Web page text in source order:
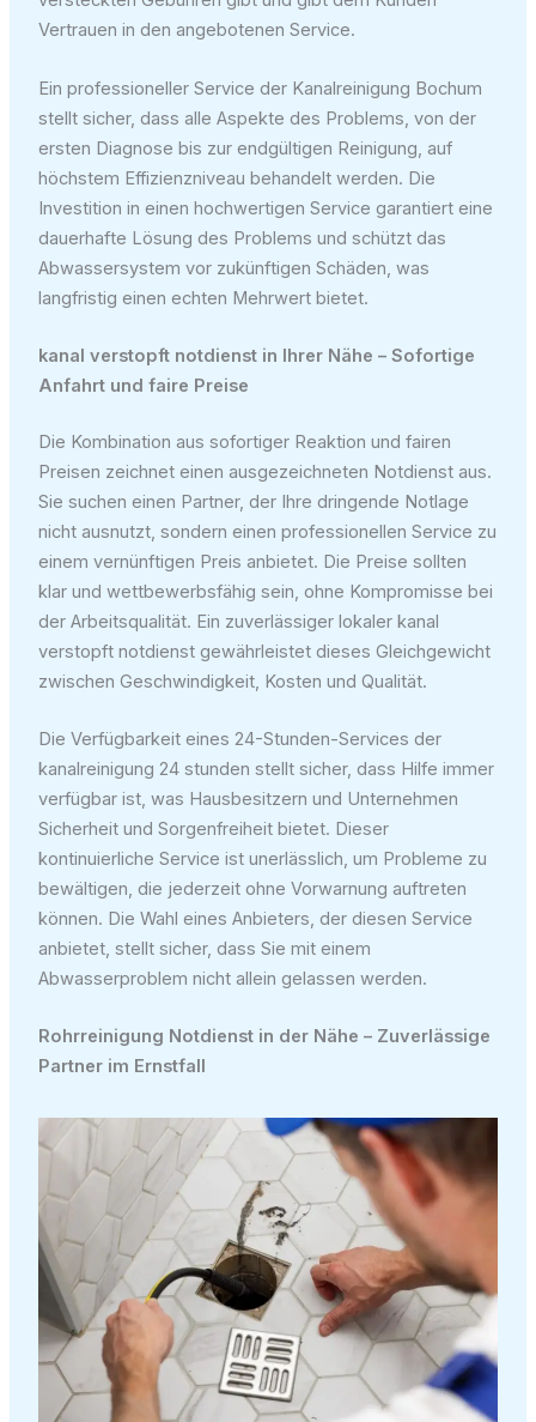
Vertrauen in den angebotenen Service.
Ein professioneller Service der Kanalreinigung Bochum
stellt sicher, dass alle Aspekte des Problems, von der
ersten Diagnose bis zur endgültigen Reinigung, auf
höchstem Effizienzniveau behandelt werden. Die
Investition in einen hochwertigen Service garantiert eine
dauerhafte Lösung des Problems und schützt das
Abwassersystem vor zukünftigen Schäden, was
langfristig einen echten Mehrwert bietet.
kanal verstopft notdienst in Ihrer Nähe – Sofortige
Anfahrt und faire Preise
Die Kombination aus sofortiger Reaktion und fairen
Preisen zeichnet einen ausgezeichneten Notdienst aus.
Sie suchen einen Partner, der Ihre dringende Notlage
nicht ausnutzt, sondern einen professionellen Service zu
einem vernünftigen Preis anbietet. Die Preise sollten
klar und wettbewerbsfähig sein, ohne Kompromisse bei
der Arbeitsqualität. Ein zuverlässiger lokaler kanal
verstopft notdienst gewährleistet dieses Gleichgewicht
zwischen Geschwindigkeit, Kosten und Qualität.
Die Verfügbarkeit eines 24-Stunden-Services der
kanalreinigung 24 stunden stellt sicher, dass Hilfe immer
verfügbar ist, was Hausbesitzern und Unternehmen
Sicherheit und Sorgenfreiheit bietet. Dieser
kontinuierliche Service ist unerlässlich, um Probleme zu
bewältigen, die jederzeit ohne Vorwarnung auftreten
können. Die Wahl eines Anbieters, der diesen Service
anbietet, stellt sicher, dass Sie mit einem
Abwasserproblem nicht allein gelassen werden.
Rohrreinigung Notdienst in der Nähe – Zuverlässige
Partner im Ernstfall